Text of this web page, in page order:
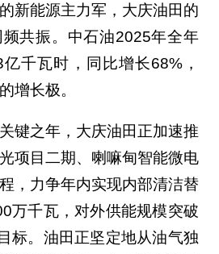
新能源主力军，大庆油田的
共振。中石油2025年全年
千瓦时，同比增长68%，
增长极。
键之年，大庆油田正加速推
项目二期、喇嘛甸智能微电
，力争年内实现内部清洁替
万千瓦，对外供能规模突破
标。油田正坚定地从油气独